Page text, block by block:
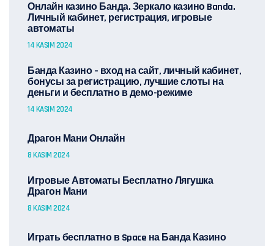
Онлайн казино Банда. Зеркало казино Banda.
Личный кабинет, регистрация, игровые
автоматы
14 KASIM 2024
Банда Казино – вход на сайт, личный кабинет,
бонусы за регистрацию, лучшие слоты на
деньги и бесплатно в демо-режиме
14 KASIM 2024
Драгон Мани Онлайн
8 KASIM 2024
Игровые Автоматы Бесплатно Лягушка
Драгон Мани
8 KASIM 2024
Играть бесплатно в Space на Банда Казино